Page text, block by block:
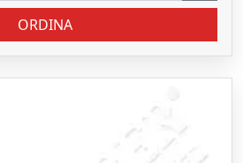
ORDINA